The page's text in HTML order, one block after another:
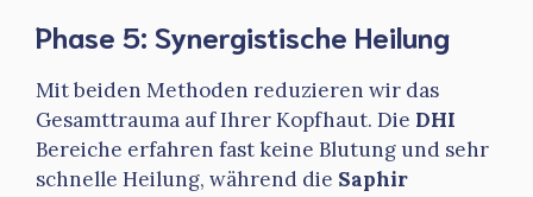
Phase 5: Synergistische Heilung
Mit beiden Methoden reduzieren wir das
Gesamttrauma auf Ihrer Kopfhaut. Die DHI
Bereiche erfahren fast keine Blutung und sehr
schnelle Heilung, während die Saphir